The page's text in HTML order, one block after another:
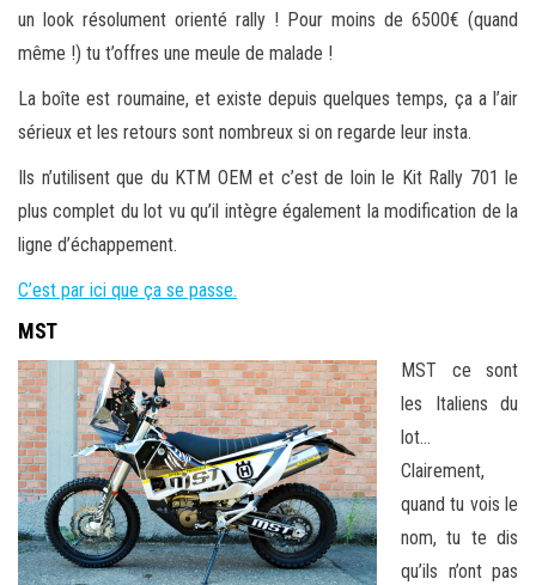
un look résolument orienté rally ! Pour moins de 6500€ (quand
même !) tu t’offres une meule de malade !
La boîte est roumaine, et existe depuis quelques temps, ça a l’air
sérieux et les retours sont nombreux si on regarde leur insta.
Ils n’utilisent que du KTM OEM et c’est de loin le Kit Rally 701 le
plus complet du lot vu qu’il intègre également la modification de la
ligne d’échappement.
C’est par ici que ça se passe.
MST
MST ce sont
les Italiens du
lot…
Clairement,
quand tu vois le
nom, tu te dis
qu’ils n’ont pas